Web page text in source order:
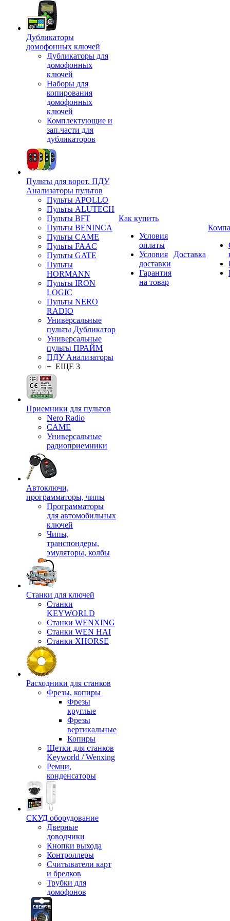
Дубликаторы
домофонных ключей
Дубликаторы для
домофонных
ключей
Наборы для
копирования
домофонных
ключей
Комплектующие и
зап.части для
дубликаторов
Пульты для ворот. ПДУ
Анализаторы пультов
Пульты APOLLO
Пульты ALUTECH
Пульты BFT
Пульты BENINCA
Пульты CAME
Пульты FAAC
Пульты GATE
Пульты
HORMANN
Пульты IRON
LOGIC
Пульты NERO
RADIO
Универсальные
пульты Дубликатор
Универсальные
пульты ПРАЙМ
ПДУ Анализаторы
+ ЕЩЕ 3
Приемники для пультов
Nero Radio
CAME
Универсальные
радиоприемники
Автоключи,
программаторы, чипы
Программаторы
для автомобильных
ключей
Чипы,
транспондеры,
эмуляторы, колбы
Станки для ключей
Станки
KEYWORLD
Станки WENXING
Станки WEN HAI
Станки XHORSE
Расходники для станков
Фрезы, копиры
Фрезы
круглые
Фрезы
вертикальные
Копиры
Щетки для станков
Keyworld / Wenxing
Ремни,
конденсаторы
СКУД оборудование
Дверные
доводчики
Кнопки выхода
Контроллеры
Считыватели карт
и брелков
Трубки для
домофонов
Как купить
Условия
оплаты
Условия
доставки
Гарантия
на товар
Доставка